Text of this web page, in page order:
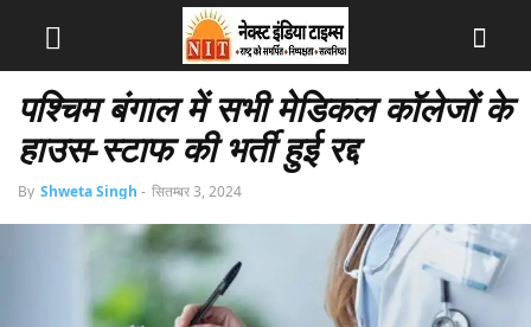
पश्चिम बंगाल में सभी मेडिकल कॉलेजों के
हाउस-स्टाफ की भर्ती हुई रद्द
By Shweta Singh - सितम्बर 3, 2024